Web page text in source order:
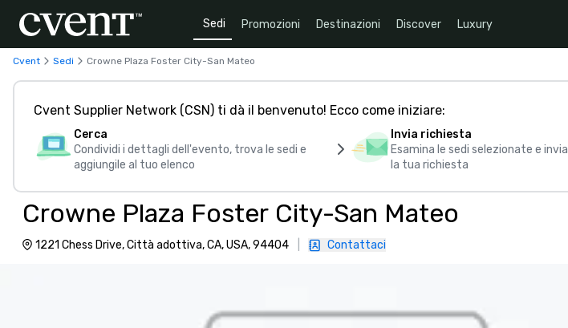
Sedi Promozioni Destinazioni Discover Luxury
Cvent Sedi Crowne Plaza Foster City-San Mateo
Cvent Supplier Network (CSN) ti dà il benvenuto! Ecco come iniziare:
Cerca
Condividi i dettagli dell'evento, trova le sedi e
aggiungile al tuo elenco
Invia richiesta
Esamina le sedi selezionate e invia
la tua richiesta
Crowne Plaza Foster City-San Mateo
1221 Chess Drive, Città adottiva, CA, USA, 94404 Contattaci